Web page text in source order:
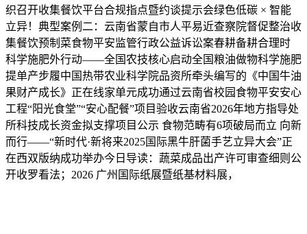
织召开收集餐饮平台合规指点暨约谈提示会绿色低碳 × 智能
立异！典型案例二：云南省蒙自市人平易近查察院督促整治收
集餐饮预制菜食物平安监管行政公益诉讼案春耕备耕合理时
科学施肥外行动——全国农技核心启动全国粮油做物科学施肥
提单产步履中国热带农业科学院品资所牵头编写的《中国牛油
果财产成长》正在线家单元成功通过云南省校园食物平安安心
工程“阳光食堂”“安心配餐”项目验收云南省2026年地方指导处
所科技成长资金拟支撑项目公示 食物范畴有6项破局而立 向新
而行——“新时代·新将来2025国际黑牛肝菌手艺立异大会”正
在西双版纳成功举办今日导读：蔬菜成品出产许可审查细则公
开收罗看法；2026 广州国际纸展暨纸基材料展，